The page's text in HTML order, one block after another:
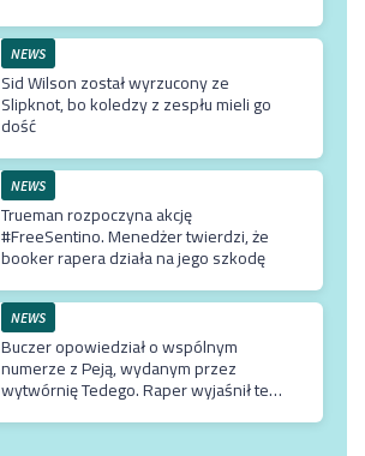
NEWS
Sid Wilson został wyrzucony ze
Slipknot, bo koledzy z zespłu mieli go
dość
NEWS
Trueman rozpoczyna akcję
#FreeSentino. Menedżer twierdzi, że
booker rapera działa na jego szkodę
NEWS
Buczer opowiedział o wspólnym
numerze z Peją, wydanym przez
wytwórnię Tedego. Raper wyjaśnił też
kanału Wielkie Joł